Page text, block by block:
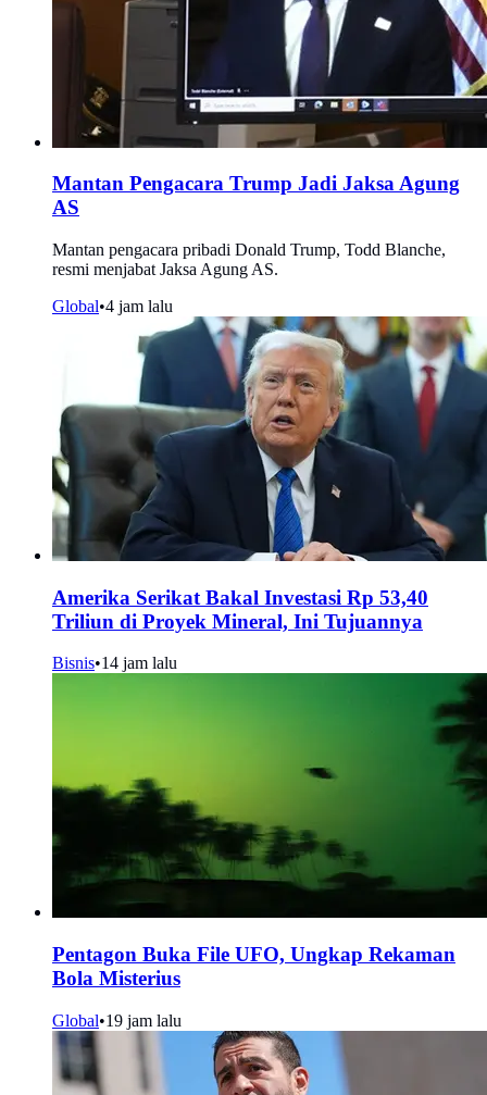
Mantan Pengacara Trump Jadi Jaksa Agung
AS
Mantan pengacara pribadi Donald Trump, Todd Blanche,
resmi menjabat Jaksa Agung AS.
Global•4 jam lalu
Amerika Serikat Bakal Investasi Rp 53,40
Triliun di Proyek Mineral, Ini Tujuannya
Bisnis•14 jam lalu
Pentagon Buka File UFO, Ungkap Rekaman
Bola Misterius
Global•19 jam lalu